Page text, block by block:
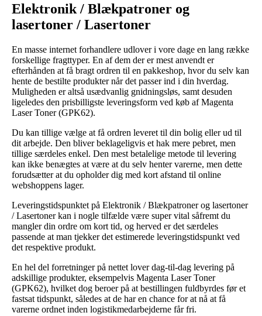
Elektronik / Blækpatroner og
lasertoner / Lasertoner
En masse internet forhandlere udlover i vore dage en lang række
forskellige fragttyper. En af dem der er mest anvendt er
efterhånden at få bragt ordren til en pakkeshop, hvor du selv kan
hente de bestilte produkter når det passer ind i din hverdag.
Muligheden er altså usædvanlig gnidningsløs, samt desuden
ligeledes den prisbilligste leveringsform ved køb af Magenta
Laser Toner (GPK62).
Du kan tillige vælge at få ordren leveret til din bolig eller ud til
dit arbejde. Den bliver beklageligvis et hak mere pebret, men
tillige særdeles enkel. Den mest betalelige metode til levering
kan ikke benægtes at være at du selv henter varerne, men dette
forudsætter at du opholder dig med kort afstand til online
webshoppens lager.
Leveringstidspunktet på Elektronik / Blækpatroner og lasertoner
/ Lasertoner kan i nogle tilfælde være super vital såfremt du
mangler din ordre om kort tid, og herved er det særdeles
passende at man tjekker det estimerede leveringstidspunkt ved
det respektive produkt.
En hel del forretninger på nettet lover dag-til-dag levering på
adskillige produkter, eksempelvis Magenta Laser Toner
(GPK62), hvilket dog beroer på at bestillingen fuldbyrdes før et
fastsat tidspunkt, således at de har en chance for at nå at få
varerne ordnet inden logistikmedarbejderne får fri.